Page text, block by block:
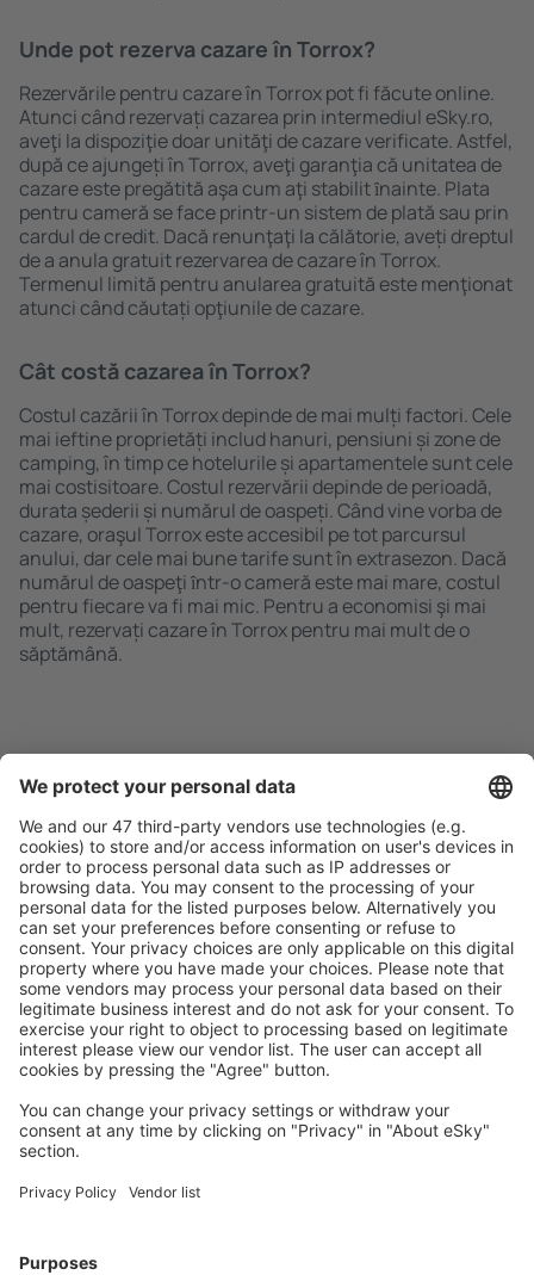
Unde pot rezerva cazare în Torrox?
Rezervările pentru cazare în Torrox pot fi făcute online.
Atunci când rezervați cazarea prin intermediul eSky.ro,
aveţi la dispoziţie doar unităţi de cazare verificate. Astfel,
după ce ajungeți în Torrox, aveţi garanţia că unitatea de
cazare este pregătită aşa cum aţi stabilit ȋnainte. Plata
pentru cameră se face printr-un sistem de plată sau prin
cardul de credit. Dacă renunţaţi la călătorie, aveți dreptul
de a anula gratuit rezervarea de cazare în Torrox.
Termenul limită pentru anularea gratuită este menţionat
atunci când căutați opţiunile de cazare.
Cât costă cazarea în Torrox?
Costul cazării în Torrox depinde de mai mulți factori. Cele
mai ieftine proprietăți includ hanuri, pensiuni și zone de
camping, în timp ce hotelurile și apartamentele sunt cele
mai costisitoare. Costul rezervării depinde de perioadă,
durata șederii și numărul de oaspeți. Când vine vorba de
cazare, oraşul Torrox este accesibil pe tot parcursul
anului, dar cele mai bune tarife sunt în extrasezon. Dacă
numărul de oaspeţi ȋntr-o cameră este mai mare, costul
pentru fiecare va fi mai mic. Pentru a economisi şi mai
mult, rezervați cazare în Torrox pentru mai mult de o
săptămână.
Caută rapid şi uşor
Ofertă adaptată aşteptărilor tale.
Planifică ȋn siguranţă
Rezervare fără griji cu opțiune gratuită de anulare.
Economiseşte mai mult
Prețuri atractive și oferte speciale pentru utilizatorii
conectați.
Alege din peste 1,3 mil. de opţiuni: hoteluri, cabane,
apartamente și altele.